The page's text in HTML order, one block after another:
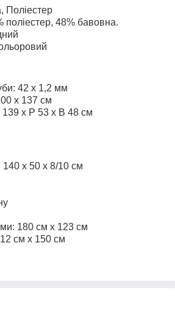
Поліестер
поліестер, 48% бавовна.
42 x 1,2 мм
x 137 см
139 x Р 53 x В 48 см
140 x 50 x 8/10 см
180 см х 123 см
см х 150 см